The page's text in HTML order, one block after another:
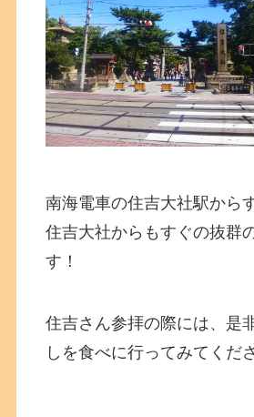
南海電車の住吉大社駅から
住吉大社からもすぐの抜群
す！
住吉さん参拝の際には、是
しを食べに行ってみてくだ